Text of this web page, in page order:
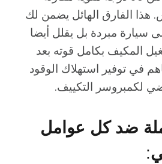
الفارق الهائل يضمن لك
سيارة مبردة بل يقلل أيضا
المكيف بكامل قوته بعد
في توفير استهلاك الوقود
لكمبروسر التكييف.
ضد كل عوامل
: